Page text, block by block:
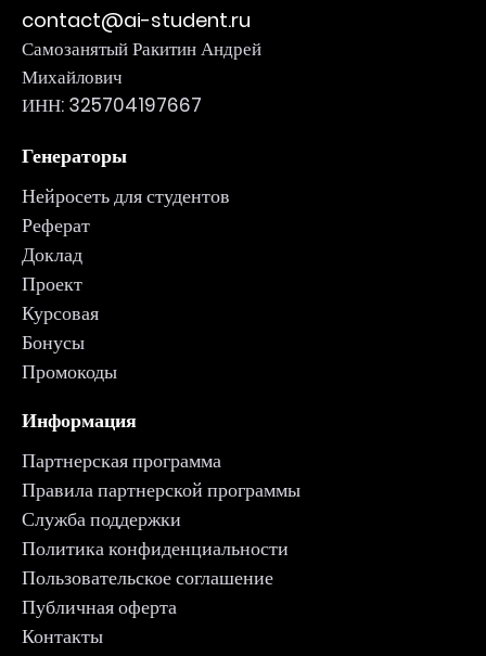
contact@ai-student.ru
Самозанятый Ракитин Андрей
Михайлович
ИНН: 325704197667
Генераторы
Нейросеть для студентов
Реферат
Доклад
Проект
Курсовая
Бонусы
Промокоды
Информация
Партнерская программа
Правила партнерской программы
Служба поддержки
Политика конфиденциальности
Пользовательское соглашение
Публичная оферта
Контакты